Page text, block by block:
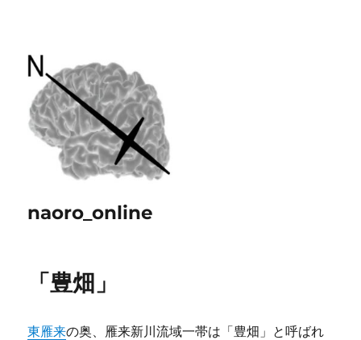
naoro_online
「豊畑」
東雁来の奥、雁来新川流域一帯は「豊畑」と呼ばれ